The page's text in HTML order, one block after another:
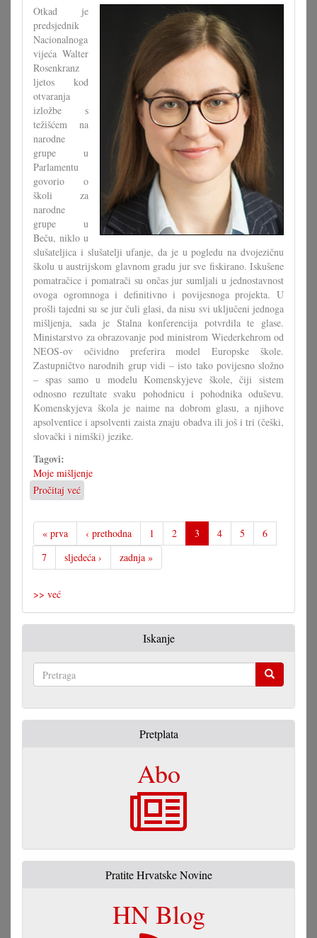
Otkad je
predsjednik
Nacionalnoga
vijeća Walter
Rosenkranz
ljetos kod
otvaranja
izložbe s
težišćem na
narodne
grupe u
Parlamentu
govorio o
školi za
narodne
grupe u
Beču, niklo u
slušateljica i slušatelji ufanje, da je u pogledu na dvojezičnu
školu u austrijskom glavnom gradu jur sve fiskirano. Iskušene
pomatračice i pomatrači su ončas jur sumljali u jednostavnost
ovoga ogromnoga i definitivno i povijesnoga projekta. U
prošli tajedni su se jur čuli glasi, da nisu svi uključeni jednoga
mišljenja, sada je Stalna konferencija potvrdila te glase.
Ministarstvo za obrazovanje pod ministrom Wiederkehrom od
NEOS-ov očividno preferira model Europske škole.
Zastupničtvo narodnih grup vidi – isto tako povijesno složno
– spas samo u modelu Komenskyjeve škole, čiji sistem
odnosno rezultate svaku pohodnicu i pohodnika oduševu.
Komenskyjeva škola je naime na dobrom glasu, a njihove
apsolventice i apsolventi zaista znaju obadva ili još i tri (češki,
slovački i nimški) jezike.
Tagovi:
Moje mišljenje
Pročitaj već
Komenskyjeva
škola
je
europska
škola
« prva ‹ prethodna 1 2 3 4 5
6
7
sljedeća › zadnja »
>> već
Iskanje
Pretplata
Abo
Pratite Hrvatske Novine
HN Blog